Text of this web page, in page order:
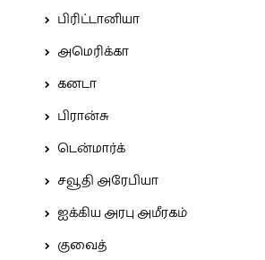
பிரிட்டானியா
அமெரிக்கா
கனடா
பிரான்சு
டென்மார்க்
சவூதி அரேபியா
ஐக்கிய அரபு அமீரகம்
குவைத்